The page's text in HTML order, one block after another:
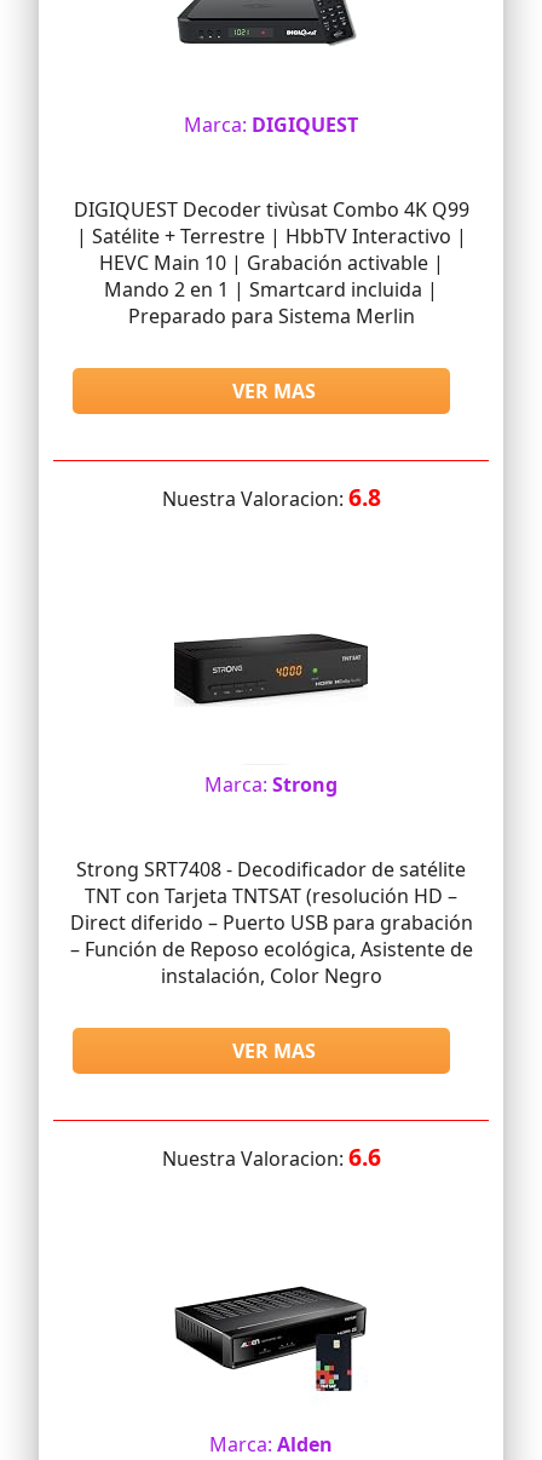
Marca: DIGIQUEST
DIGIQUEST Decoder tivùsat Combo 4K Q99
| Satélite + Terrestre | HbbTV Interactivo |
HEVC Main 10 | Grabación activable |
Mando 2 en 1 | Smartcard incluida |
Preparado para Sistema Merlin
VER MAS
Nuestra Valoracion: 6.8
Marca: Strong
Strong SRT7408 - Decodificador de satélite
TNT con Tarjeta TNTSAT (resolución HD –
Direct diferido – Puerto USB para grabación
– Función de Reposo ecológica, Asistente de
instalación, Color Negro
VER MAS
Nuestra Valoracion: 6.6
Marca: Alden